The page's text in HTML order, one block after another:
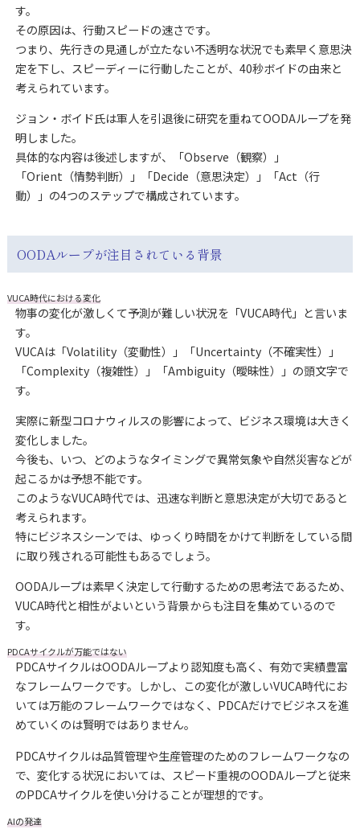
す。
その原因は、行動スピードの速さです。
つまり、先行きの見通しが立たない不透明な状況でも素早く意思決
定を下し、スピーディーに行動したことが、40秒ボイドの由来と
考えられています。
ジョン・ボイド氏は軍人を引退後に研究を重ねてOODAループを発
明しました。
具体的な内容は後述しますが、「Observe（観察）」
「Orient（情勢判断）」「Decide（意思決定）」「Act（行
動）」の4つのステップで構成されています。
OODAループが注目されている背景
VUCA時代における変化
物事の変化が激しくて予測が難しい状況を「VUCA時代」と言いま
す。
VUCAは「Volatility（変動性）」「Uncertainty（不確実性）」
「Complexity（複雑性）」「Ambiguity（曖昧性）」の頭文字で
す。
実際に新型コロナウィルスの影響によって、ビジネス環境は大きく
変化しました。
今後も、いつ、どのようなタイミングで異常気象や自然災害などが
起こるかは予想不能です。
このようなVUCA時代では、迅速な判断と意思決定が大切であると
考えられます。
特にビジネスシーンでは、ゆっくり時間をかけて判断をしている間
に取り残される可能性もあるでしょう。
OODAループは素早く決定して行動するための思考法であるため、
VUCA時代と相性がよいという背景からも注目を集めているので
す。
PDCAサイクルが万能ではない
PDCAサイクルはOODAループより認知度も高く、有効で実績豊富
なフレームワークです。しかし、この変化が激しいVUCA時代にお
いては万能のフレームワークではなく、PDCAだけでビジネスを進
めていくのは賢明ではありません。
PDCAサイクルは品質管理や生産管理のためのフレームワークなの
で、変化する状況においては、スピード重視のOODAループと従来
のPDCAサイクルを使い分けることが理想的です。
AIの発達